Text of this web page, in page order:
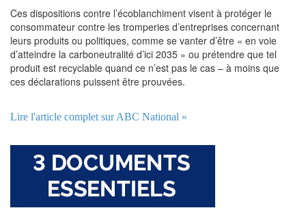
Ces dispositions contre l’écoblanchiment visent à protéger le
consommateur contre les tromperies d’entreprises concernant
leurs produits ou politiques, comme se vanter d’être « en voie
d’atteindre la carboneutralité d’ici 2035 » ou prétendre que tel
produit est recyclable quand ce n’est pas le cas – à moins que
ces déclarations puissent être prouvées.
Lire l'article complet sur ABC National »